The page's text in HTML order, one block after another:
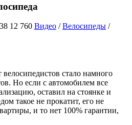
12 760 Видео /Велосипеды /
велосипедистов стало намного
Но если с автомобилем все
оставил на стоянке и
такое не прокатит, его не
и то нет 100% гарантии,